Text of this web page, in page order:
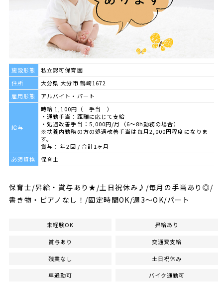
施設形態
私立認可保育園
住所
大分県 大分市 鶴崎1672
雇用形態
アルバイト・パート
給与
時給 1,100円（ 手当 ）
・通勤手当：距離に応じて支給
・処遇改善手当：5,000円/月（6～8h勤務の場合）
※扶養内勤務の方の処遇改善手当は毎月2,000円程度になりま
す。
賞与： 年2回 / 合計1ヶ月
必須資格
保育士
保育士/昇給・賞与あり★/土日祝休み♪/毎月の手当あり◎/
書き物・ピアノなし！/固定時間OK/週3～OK/パート
未経験OK 昇給あり
賞与あり 交通費支給
残業なし 土日祝休み
車通勤可 バイク通勤可